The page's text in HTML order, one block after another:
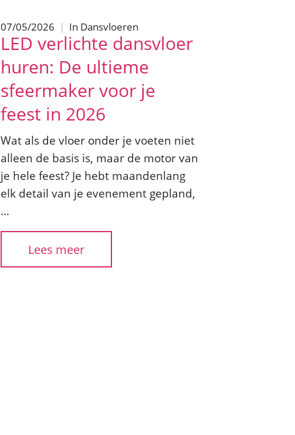
07/05/2026 | In Dansvloeren
LED verlichte dansvloer
huren: De ultieme
sfeermaker voor je
feest in 2026
Wat als de vloer onder je voeten niet
alleen de basis is, maar de motor van
je hele feest? Je hebt maandenlang
elk detail van je evenement gepland,
…
Lees meer